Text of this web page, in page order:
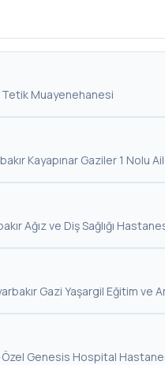
Tetik Muayenehanesi
Kayapınar Gaziler 1 Nolu
Ağız ve Diş Sağlığı
Gazi Yaşargil Eğitim ve
·Özel Genesis Hospital